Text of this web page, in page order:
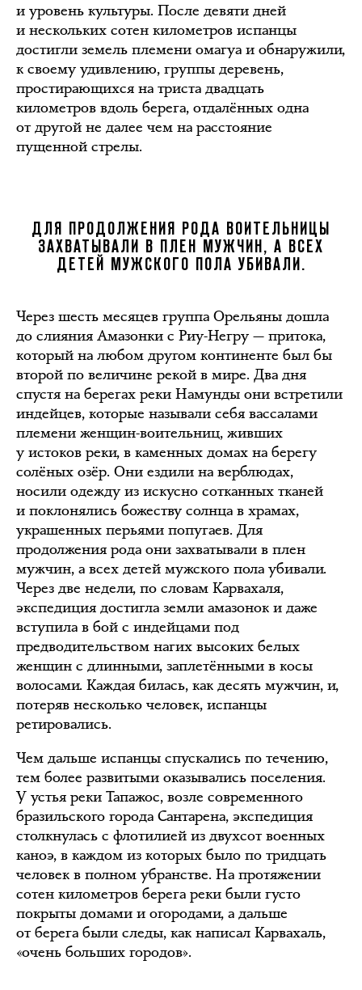
и уровень культуры. После девяти дней
и нескольких сотен километров испанцы
достигли земель племени омагуа и обнаружили,
к своему удивлению, группы деревень,
простирающихся на триста двадцать
километров вдоль берега, отдалённых одна
от другой не далее чем на расстояние
пущенной стрелы.
ДЛЯ ПРОДОЛЖЕНИЯ РОДА ВОИТЕЛЬНИЦЫ
ЗАХВАТЫВАЛИ В ПЛЕН МУЖЧИН, А ВСЕХ
ДЕТЕЙ МУЖСКОГО ПОЛА УБИВАЛИ.
Через шесть месяцев группа Орельяны дошла
до слияния Амазонки с Риу-Негру — притока,
который на любом другом континенте был бы
второй по величине рекой в мире. Два дня
спустя на берегах реки Намунды они встретили
индейцев, которые называли себя вассалами
племени женщин-воительниц, живших
у истоков реки, в каменных домах на берегу
солёных озёр. Они ездили на верблюдах,
носили одежду из искусно сотканных тканей
и поклонялись божеству солнца в храмах,
украшенных перьями попугаев. Для
продолжения рода они захватывали в плен
мужчин, а всех детей мужского пола убивали.
Через две недели, по словам Карвахаля,
экспедиция достигла земли амазонок и даже
вступила в бой с индейцами под
предводительством нагих высоких белых
женщин с длинными, заплетёнными в косы
волосами. Каждая билась, как десять мужчин, и,
потеряв несколько человек, испанцы
ретировались.
Чем дальше испанцы спускались по течению,
тем более развитыми оказывались поселения.
У устья реки Тапажос, возле современного
бразильского города Сантарена, экспедиция
столкнулась с флотилией из двухсот военных
каноэ, в каждом из которых было по тридцать
человек в полном убранстве. На протяжении
сотен километров берега реки были густо
покрыты домами и огородами, а дальше
от берега были следы, как написал Карвахаль,
«очень больших городов».